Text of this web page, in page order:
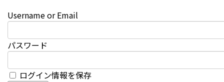
Username or Email
パスワード
ログイン情報を保存